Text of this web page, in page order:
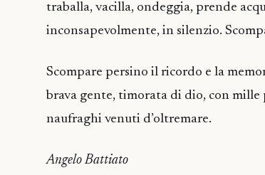
traballa, vacilla, ondeggia, prende
inconsapevolmente, in silenzio.
Scompare persino il ricordo e la
brava gente, timorata di dio, con mille
naufraghi venuti d’oltremare.
Angelo Battiato